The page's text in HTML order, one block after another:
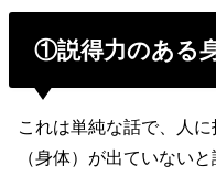
①説得力のある
これは単純な話で、人
（身体）が出ていない